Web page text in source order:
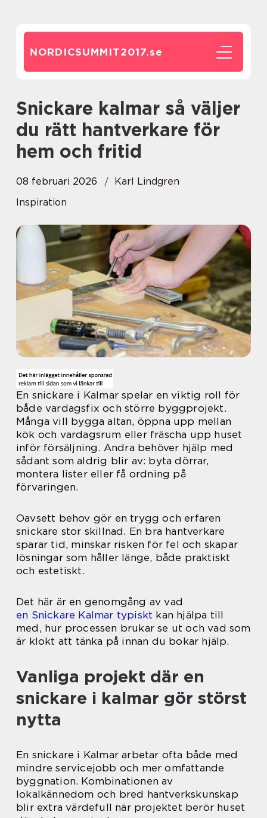
NORDICSUMMIT2017.se
Snickare kalmar så väljer
du rätt hantverkare för
hem och fritid
08 februari 2026
Karl Lindgren
Inspiration
En snickare i Kalmar spelar en viktig roll för
både vardagsfix och större byggprojekt.
Många vill bygga altan, öppna upp mellan
kök och vardagsrum eller fräscha upp huset
inför försäljning. Andra behöver hjälp med
sådant som aldrig blir av: byta dörrar,
montera lister eller få ordning på
förvaringen.
Oavsett behov gör en trygg och erfaren
snickare stor skillnad. En bra hantverkare
sparar tid, minskar risken för fel och skapar
lösningar som håller länge, både praktiskt
och estetiskt.
Det här är en genomgång av vad
en Snickare Kalmar typiskt kan hjälpa till
med, hur processen brukar se ut och vad som
är klokt att tänka på innan du bokar hjälp.
Vanliga projekt där en
snickare i kalmar gör störst
nytta
En snickare i Kalmar arbetar ofta både med
mindre servicejobb och mer omfattande
byggnation. Kombinationen av
lokalkännedom och bred hantverkskunskap
blir extra värdefull när projektet berör huset